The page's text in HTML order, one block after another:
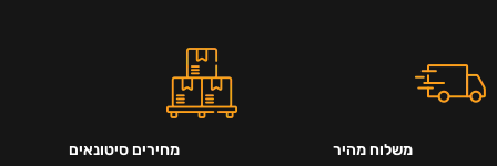
משלוח מהיר
מחירים סיטונאים